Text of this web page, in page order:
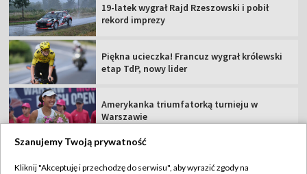
19-latek wygrał Rajd Rzeszowski i pobił
rekord imprezy
Piękna ucieczka! Francuz wygrał królewski
etap TdP, nowy lider
Amerykanka triumfatorką turnieju w
Warszawie
postawy kobiet [ZAPIS]
Szanujemy Twoją prywatność
Kliknij "Akceptuję i przechodzę do serwisu", aby wyrazić zgody na